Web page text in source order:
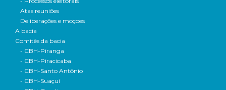
Atas reuniões
Deliberações e moçoes
A bacia
Comitês da bacia
- CBH-Piranga
- CBH-Piracicaba
- CBH-Santo Antônio
- CBH-Suaçuí